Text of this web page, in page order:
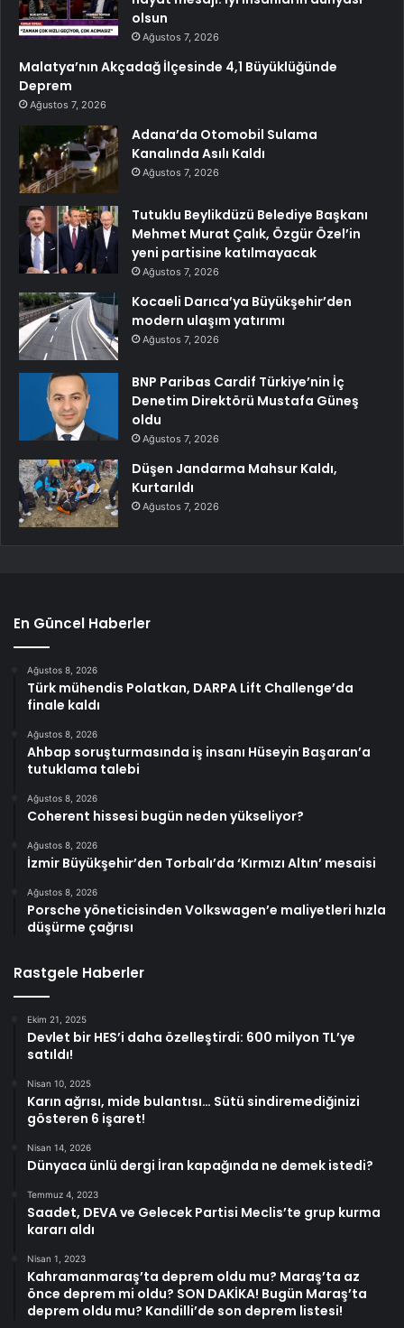
olsun
Ağustos 7, 2026
Malatya’nın Akçadağ İlçesinde 4,1 Büyüklüğünde
Deprem
Ağustos 7, 2026
Adana’da Otomobil Sulama
Kanalında Asılı Kaldı
Ağustos 7, 2026
Tutuklu Beylikdüzü Belediye Başkanı
Mehmet Murat Çalık, Özgür Özel’in
yeni partisine katılmayacak
Ağustos 7, 2026
Kocaeli Darıca’ya Büyükşehir’den
modern ulaşım yatırımı
Ağustos 7, 2026
BNP Paribas Cardif Türkiye’nin İç
Denetim Direktörü Mustafa Güneş
oldu
Ağustos 7, 2026
Düşen Jandarma Mahsur Kaldı,
Kurtarıldı
Ağustos 7, 2026
En Güncel Haberler
Ağustos 8, 2026
Türk mühendis Polatkan, DARPA Lift Challenge’da
finale kaldı
Ağustos 8, 2026
Ahbap soruşturmasında iş insanı Hüseyin Başaran’a
tutuklama talebi
Ağustos 8, 2026
Coherent hissesi bugün neden yükseliyor?
Ağustos 8, 2026
İzmir Büyükşehir’den Torbalı’da ‘Kırmızı Altın’ mesaisi
Ağustos 8, 2026
Porsche yöneticisinden Volkswagen’e maliyetleri hızla
düşürme çağrısı
Rastgele Haberler
Ekim 21, 2025
Devlet bir HES’i daha özelleştirdi: 600 milyon TL’ye
satıldı!
Nisan 10, 2025
Karın ağrısı, mide bulantısı… Sütü sindiremediğinizi
gösteren 6 işaret!
Nisan 14, 2026
Dünyaca ünlü dergi İran kapağında ne demek istedi?
Temmuz 4, 2023
Saadet, DEVA ve Gelecek Partisi Meclis’te grup kurma
kararı aldı
Nisan 1, 2023
Kahramanmaraş’ta deprem oldu mu? Maraş’ta az
önce deprem mi oldu? SON DAKİKA! Bugün Maraş’ta
deprem oldu mu? Kandilli’de son deprem listesi!